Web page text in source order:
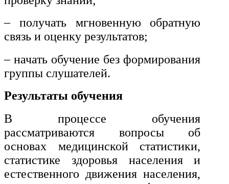
системах
Ветеринария и зоотехника
аккредитации
Основные Услуги
Дополнительные Услуги
– получать мгновенную обратную
связь и оценку результатов;
– начать обучение без формирования
группы слушателей.
Результаты обучения
В процессе обучения
рассматриваются вопросы об
основах медицинской статистики,
статистике здоровья населения и
естественного движения населения,